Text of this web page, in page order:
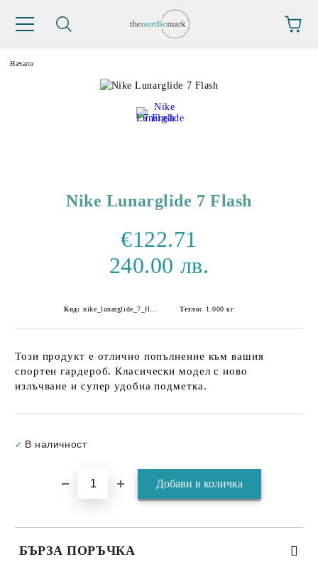
Начало
Nike Lunarglide 7 Flash
€122.71
240.00 лв.
Код: Тегло: 1.000 кг
Този продукт е отлично попълнение към вашия
спортен гардероб. Класически модел с ново
излъчване и супер удобна подметка.
✓ В наличност
БЪРЗА ПОРЪЧКА